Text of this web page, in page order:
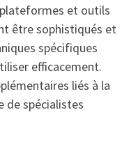
et outils
être sophistiqués et
spécifiques
efficacement.
liés à la
de spécialistes